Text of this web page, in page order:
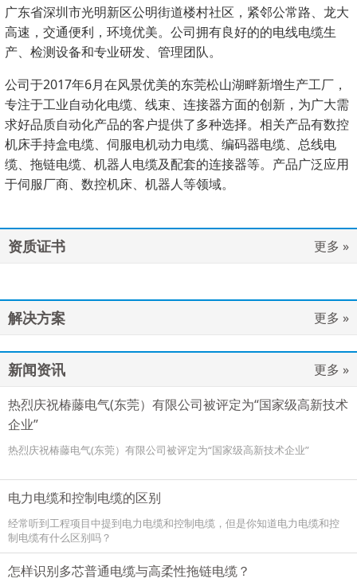
广东省深圳市光明新区公明街道楼村社区，紧邻公常路、龙大
高速，交通便利，环境优美。公司拥有良好的的电线电缆生
产、检测设备和专业研发、管理团队。
公司于2017年6月在风景优美的东莞松山湖畔新增生产工厂，
专注于工业自动化电缆、线束、连接器方面的创新，为广大需
求好品质自动化产品的客户提供了多种选择。相关产品有数控
机床手持盒电缆、伺服电机动力电缆、编码器电缆、总线电
缆、拖链电缆、机器人电缆及配套的连接器等。产品广泛应用
于伺服厂商、数控机床、机器人等领域。
资质证书 更多 »
解决方案 更多 »
新闻资讯
更多 »
热烈庆祝椿藤电气(东莞）有限公司被评定为“国家级高新技术
企业”
热烈庆祝椿藤电气(东莞）有限公司被评定为“国家级高新技术企业”
电力电缆和控制电缆的区别
经常听到工程项目中提到电力电缆和控制电缆，但是你知道电力电缆和控
制电缆有什么区别吗？
怎样识别多芯普通电缆与高柔性拖链电缆？